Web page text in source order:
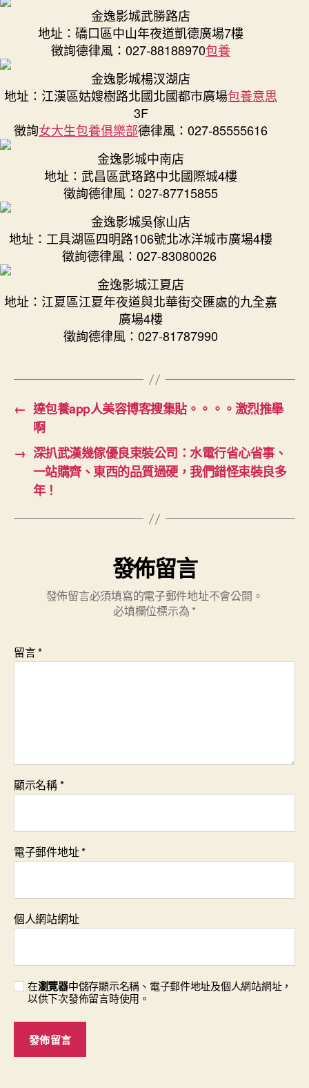
金逸影城武勝路店
地址：礄口區中山年夜道凱德廣場7樓
徵詢德律風：027-88188970包養
金逸影城楊汊湖店
地址：江漢區姑嫂樹路北國北國都市廣場包養意思
3F
徵詢女大生包養俱樂部德律風：027-85555616
金逸影城中南店
地址：武昌區武珞路中北國際城4樓
徵詢德律風：027-87715855
金逸影城吳傢山店
地址：工具湖區四明路106號北冰洋城市廣場4樓
徵詢德律風：027-83080026
金逸影城江夏店
地址：江夏區江夏年夜道與北華街交匯處的九全嘉
廣場4樓
徵詢德律風：027-81787990
← 達包養app人美容博客搜集貼。。。。激烈推舉
啊
→ 深扒武漢幾傢優良束裝公司：水電行省心省事、
一站購齊、東西的品質過硬，我們錯怪束裝良多
年！
發佈留言
發佈留言必須填寫的電子郵件地址不會公開。
必填欄位標示為 *
留言*
顯示名稱*
電子郵件地址*
個人網站網址
在瀏覽器中儲存顯示名稱、電子郵件地址及個人網站網址，
以供下次發佈留言時使用。